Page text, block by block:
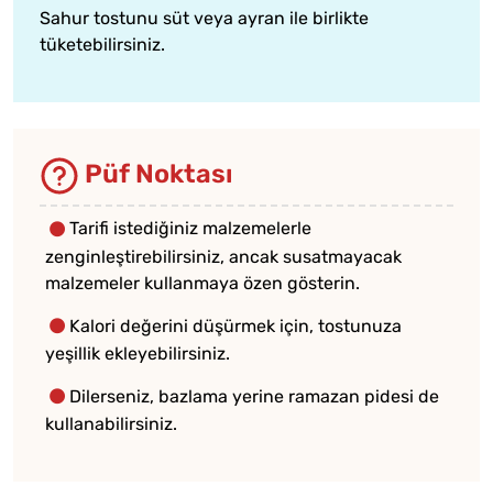
Sahur tostunu süt veya ayran ile birlikte
tüketebilirsiniz.
Püf Noktası
Tarifi istediğiniz malzemelerle
zenginleştirebilirsiniz, ancak susatmayacak
malzemeler kullanmaya özen gösterin.
Kalori değerini düşürmek için, tostunuza
yeşillik ekleyebilirsiniz.
Dilerseniz, bazlama yerine ramazan pidesi de
kullanabilirsiniz.